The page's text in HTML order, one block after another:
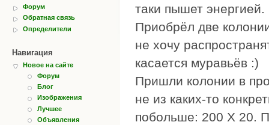
Форум
Обратная связь
Определители
Навигация
Новое на сайте
Форум
Блог
Изображения
Лучшее
Объявления
таки пышет энергией.
Приобрёл две
не хочу
касается муравьёв :)
Пришли колонии в
не из каких-то
побольше: 200 Х 20.